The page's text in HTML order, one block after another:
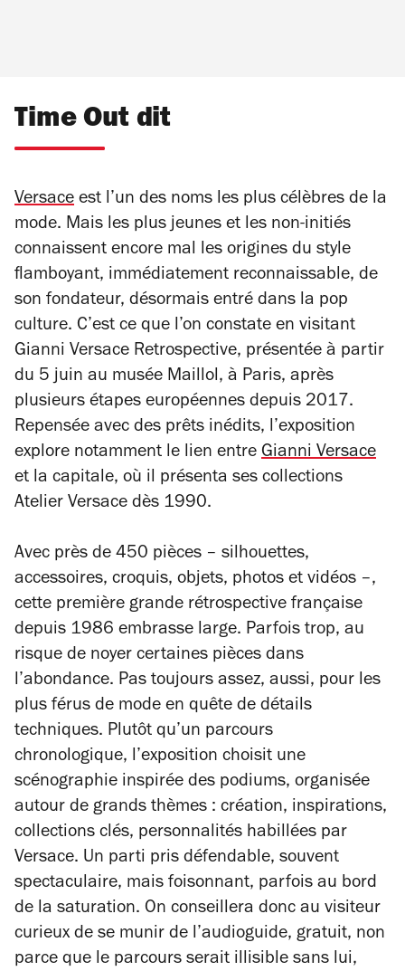
Time Out dit
Versace est l’un des noms les plus célèbres de la
mode. Mais les plus jeunes et les non-initiés
connaissent encore mal les origines du style
flamboyant, immédiatement reconnaissable, de
son fondateur, désormais entré dans la pop
culture. C’est ce que l’on constate en visitant
Gianni Versace Retrospective, présentée à partir
du 5 juin au musée Maillol, à Paris, après
plusieurs étapes européennes depuis 2017.
Repensée avec des prêts inédits, l’exposition
explore notamment le lien entre Gianni Versace
et la capitale, où il présenta ses collections
Atelier Versace dès 1990.
Avec près de 450 pièces – silhouettes,
accessoires, croquis, objets, photos et vidéos –,
cette première grande rétrospective française
depuis 1986 embrasse large. Parfois trop, au
risque de noyer certaines pièces dans
l’abondance. Pas toujours assez, aussi, pour les
plus férus de mode en quête de détails
techniques. Plutôt qu’un parcours
chronologique, l’exposition choisit une
scénographie inspirée des podiums, organisée
autour de grands thèmes : création, inspirations,
collections clés, personnalités habillées par
Versace. Un parti pris défendable, souvent
spectaculaire, mais foisonnant, parfois au bord
de la saturation. On conseillera donc au visiteur
curieux de se munir de l’audioguide, gratuit, non
parce que le parcours serait illisible sans lui,